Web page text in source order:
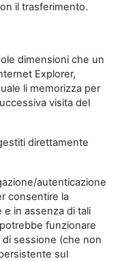
il trasferimento.
dimensioni che un
Explorer,
li memorizza per
visita del
direttamente
autenticazione
consentire la
e in assenza di tali
funzionare
sessione (che non
sul